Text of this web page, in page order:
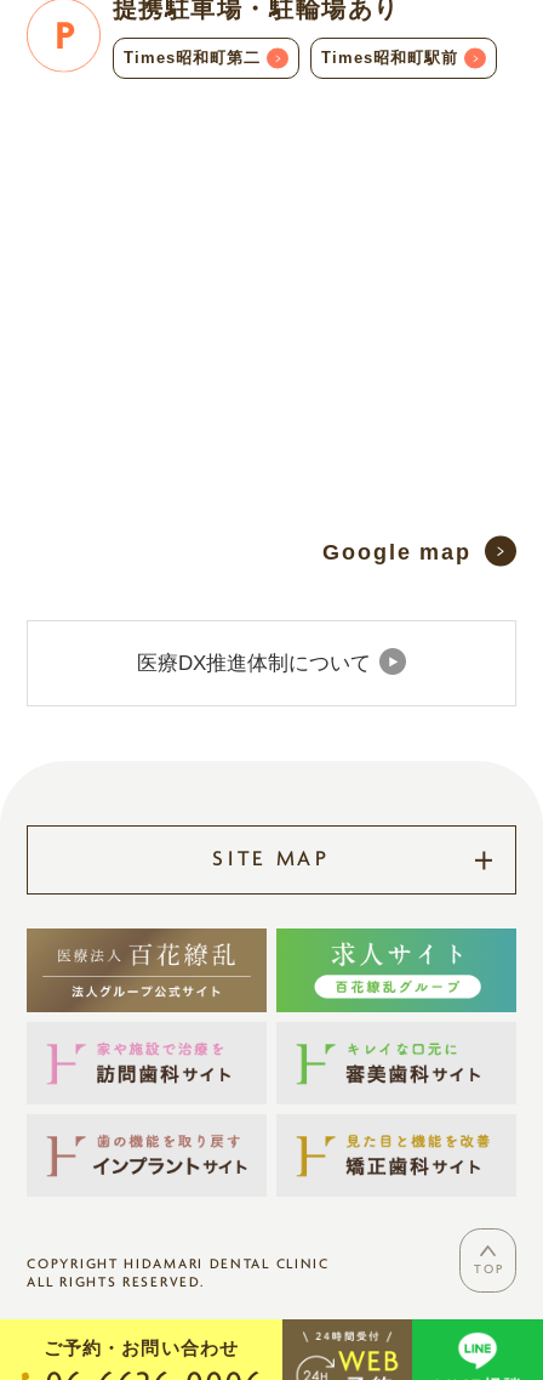
提携駐車場・駐輪場あり
Times昭和町第二 Times昭和町駅前
Google map
医療DX推進体制について
SITE MAP
COPYRIGHT HIDAMARI DENTAL CLINIC
ALL RIGHTS RESERVED.
TOP
ご予約・お問い合わせ